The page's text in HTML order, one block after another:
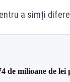
a simți
de milioane de